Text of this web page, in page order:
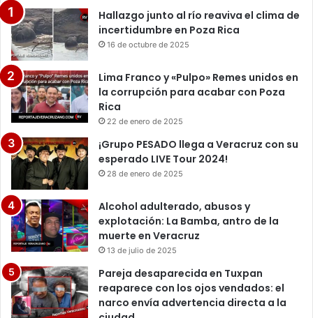
Hallazgo junto al río reaviva el clima de
incertidumbre en Poza Rica
16 de octubre de 2025
Lima Franco y «Pulpo» Remes unidos en
la corrupción para acabar con Poza
Rica
22 de enero de 2025
¡Grupo PESADO llega a Veracruz con su
esperado LIVE Tour 2024!
28 de enero de 2025
Alcohol adulterado, abusos y
explotación: La Bamba, antro de la
muerte en Veracruz
13 de julio de 2025
Pareja desaparecida en Tuxpan
reaparece con los ojos vendados: el
narco envía advertencia directa a la